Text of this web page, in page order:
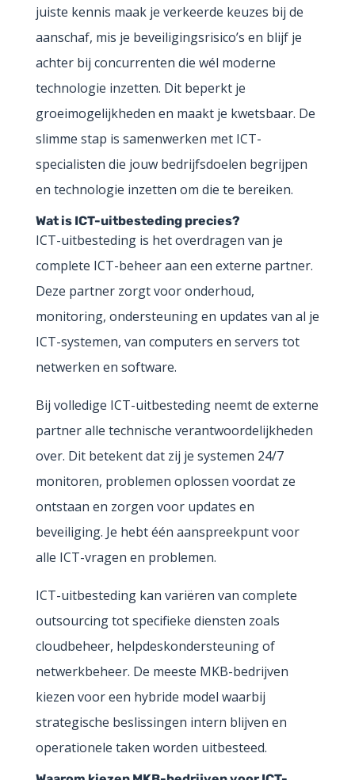
juiste kennis maak je verkeerde keuzes bij de
aanschaf, mis je beveiligingsrisico’s en blijf je
achter bij concurrenten die wél moderne
technologie inzetten. Dit beperkt je
groeimogelijkheden en maakt je kwetsbaar. De
slimme stap is samenwerken met ICT-
specialisten die jouw bedrijfsdoelen begrijpen
en technologie inzetten om die te bereiken.
Wat is ICT-uitbesteding precies?
ICT-uitbesteding is het overdragen van je
complete ICT-beheer aan een externe partner.
Deze partner zorgt voor onderhoud,
monitoring, ondersteuning en updates van al je
ICT-systemen, van computers en servers tot
netwerken en software.
Bij volledige ICT-uitbesteding neemt de externe
partner alle technische verantwoordelijkheden
over. Dit betekent dat zij je systemen 24/7
monitoren, problemen oplossen voordat ze
ontstaan en zorgen voor updates en
beveiliging. Je hebt één aanspreekpunt voor
alle ICT-vragen en problemen.
ICT-uitbesteding kan variëren van complete
outsourcing tot specifieke diensten zoals
cloudbeheer, helpdeskondersteuning of
netwerkbeheer. De meeste MKB-bedrijven
kiezen voor een hybride model waarbij
strategische beslissingen intern blijven en
operationele taken worden uitbesteed.